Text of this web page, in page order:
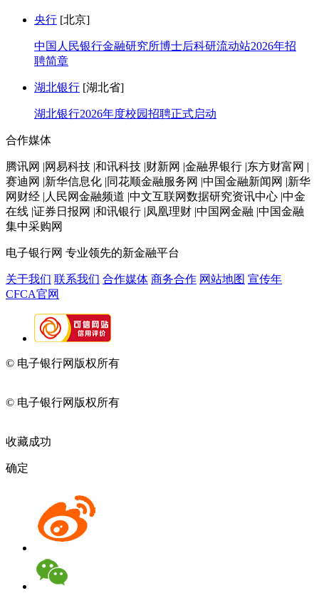
央行 [北京]
中国人民银行金融研究所博士后科研流动站2026年招
聘简章
湖北银行 [湖北省]
湖北银行2026年度校园招聘正式启动
合作媒体
腾讯网 |网易科技 |和讯科技 |财新网 |金融界银行 |东方财富网 |
赛迪网 |新华信息化 |同花顺金融服务网 |中国金融新闻网 |新华
网财经 |人民网金融频道 |中文互联网数据研究资讯中心 |中金
在线 |证券日报网 |和讯银行 |凤凰理财 |中国网金融 |中国金融
集中采购网
电子银行网 专业领先的新金融平台
关于我们 联系我们 合作媒体 商务合作 网站地图 宣传年
CFCA官网
© 电子银行网版权所有
© 电子银行网版权所有
收藏成功
确定